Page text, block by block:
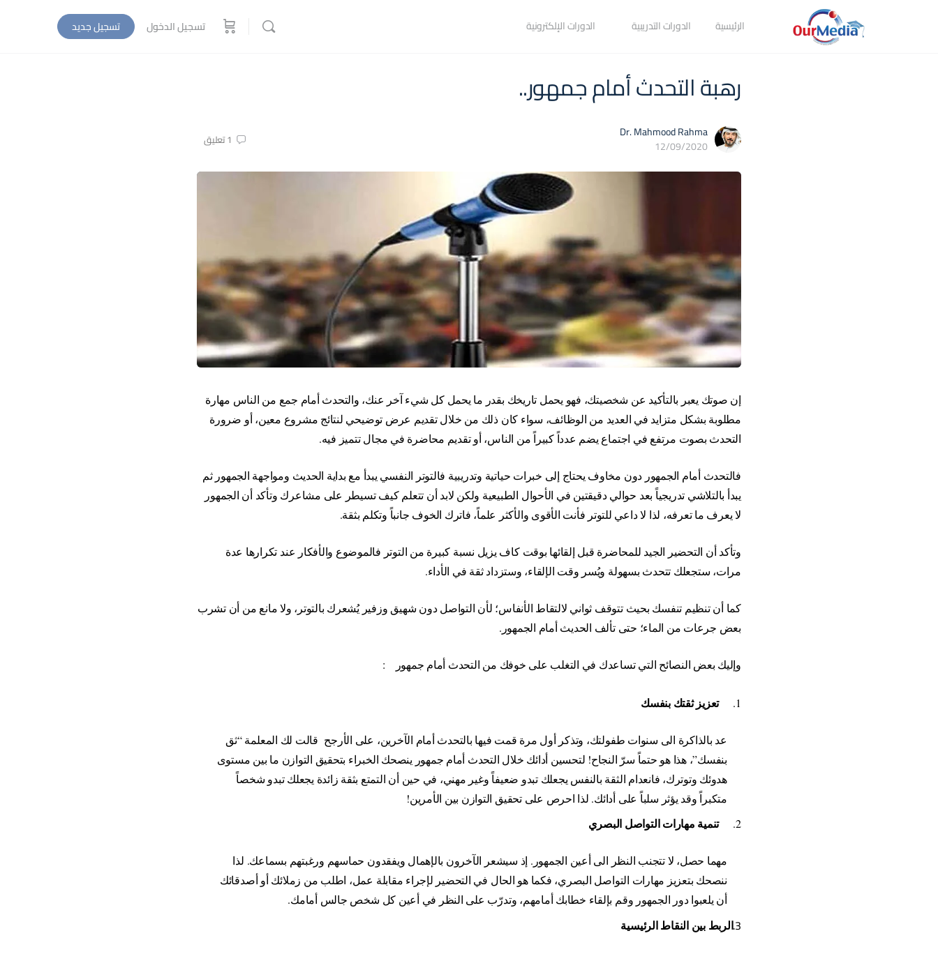
الرئيسية الدورات التدريبية الدورات الإلكترونية تسجيل الدخول تسجيل جديد
رهبة التحدث أمام جمهور..
Dr. Mahmood Rahma
12/09/2020
1تعليق
إن صوتك يعبر بالتأكيد عن شخصيتك، فهو يحمل تاريخك بقدر ما يحمل كل شيء آخر عنك، والتحدث أمام جمع من الناس مهارة
مطلوبة بشكل متزايد في العديد من الوظائف، سواء كان ذلك من خلال تقديم عرض توضيحي لنتائج مشروع معين، أو ضرورة
التحدث بصوت مرتفع في اجتماع يضم عدداً كبيراً من الناس، أو تقديم محاضرة في مجال تتميز فيه.
فالتحدث أمام الجمهور دون مخاوف يحتاج إلى خبرات حياتية وتدريبية فالتوتر النفسي يبدأ مع بداية الحديث ومواجهة الجمهور ثم
يبدأ بالتلاشي تدريجياً بعد حوالي دقيقتين في الأحوال الطبيعية ولكن لابد أن تتعلم كيف تسيطر على مشاعرك وتأكد أن الجمهور
لا يعرف ما تعرفه، لذا لا داعي للتوتر فأنت الأقوى والأكثر علماً، فاترك الخوف جانباً وتكلم بثقة.
وتأكد أن التحضير الجيد للمحاضرة قبل إلقائها بوقت كاف يزيل نسبة كبيرة من التوتر فالموضوع والأفكار عند تكرارها عدة
مرات، ستجعلك تتحدث بسهولة ويُسر وقت الإلقاء، وستزداد ثقة في الأداء.
كما أن تنظيم تنفسك بحيث تتوقف ثواني لالتقاط الأنفاس؛ لأن التواصل دون شهيق وزفير يُشعرك بالتوتر، ولا مانع من أن تشرب
بعض جرعات من الماء؛ حتى تألف الحديث أمام الجمهور .
وإليك بعض النصائح التيتساعدك في التغلب على خوفك من التحدث أمام جمهور :
1. تعزيز ثقتك بنفسك
عد بالذاكرة الى سنوات طفولتك، وتذكر أول مرة قمت فيها بالتحدث أمام الآخرين، على الأرجح قالت لك المعلمة “ثق
بنفسك”، هذا هو حتماً سرّ النجاح! لتحسين أدائك خلال التحدث أمام جمهور ينصحك الخبراء بتحقيق التوازن ما بين مستوى
هدوئك وتوترك، فانعدام الثقة بالنفس يجعلك تبدو ضعيفاً وغير مهني، في حين أن التمتع بثقة زائدة يجعلك تبدو شخصاً
متكبراً وقد يؤثر سلباً على أدائك. لذا احرص على تحقيق التوازن بين الأمرين!
2.
تنمية مهارات التواصل البصري
مهما حصل، لا تتجنب النظر الى أعين الجمهور. إذ سيشعر الآخرون بالإهمال ويفقدون حماسهم ورغبتهم بسماعك. لذا
ننصحك بتعزيز مهارات التواصل البصري، فكما هو الحال في التحضير لإجراء مقابلة عمل، اطلب من زملائك أو أصدقائك
أن يلعبوا دور الجمهور وقم بإلقاء خطابك أمامهم، وتدرّب على النظر في أعين كل شخص جالس أمامك.
3.الربط بين النقاط الرئيسية